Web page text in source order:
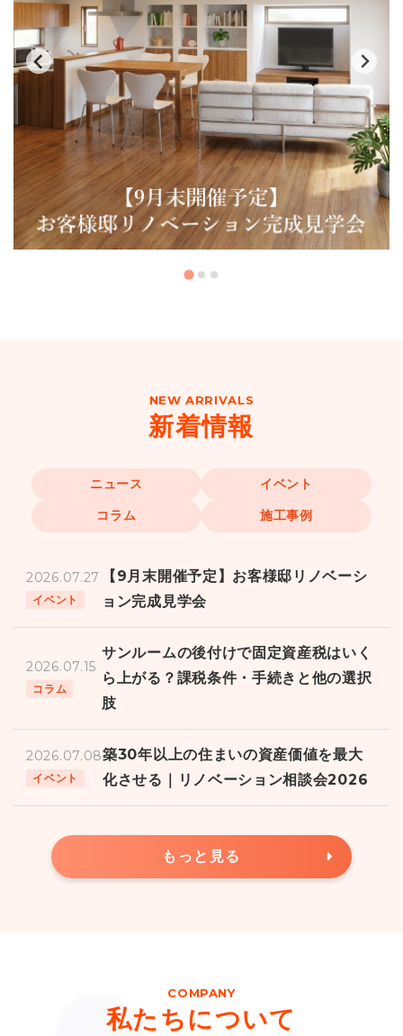
NEW ARRIVALS
新着情報
ニュース
イベント
コラム
施工事例
2026.07.27
イベント
【9月末開催予定】お客様邸リノベーシ
ョン完成見学会
2026.07.15
コラム
サンルームの後付けで固定資産税はいく
ら上がる？課税条件・手続きと他の選択
肢
2026.07.08
イベント
築30年以上の住まいの資産価値を最大
化させる｜リノベーション相談会2026
もっと見る
COMPANY
私たちについて